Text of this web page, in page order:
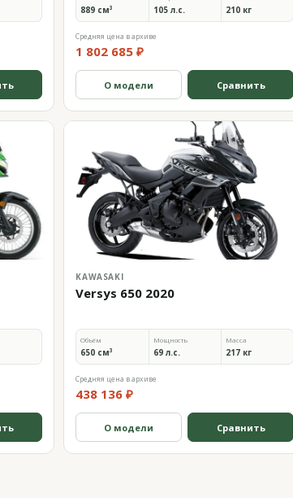
889 см³ 105 л.с. 210 кг
Средняя цена в архиве
1 802 685 ₽
О модели Сравнить
KAWASAKI
Versys 650 2020
Объём
650 см³
Мощность
69 л.с.
Масса
217 кг
Средняя цена в архиве
438 136 ₽
О модели Сравнить